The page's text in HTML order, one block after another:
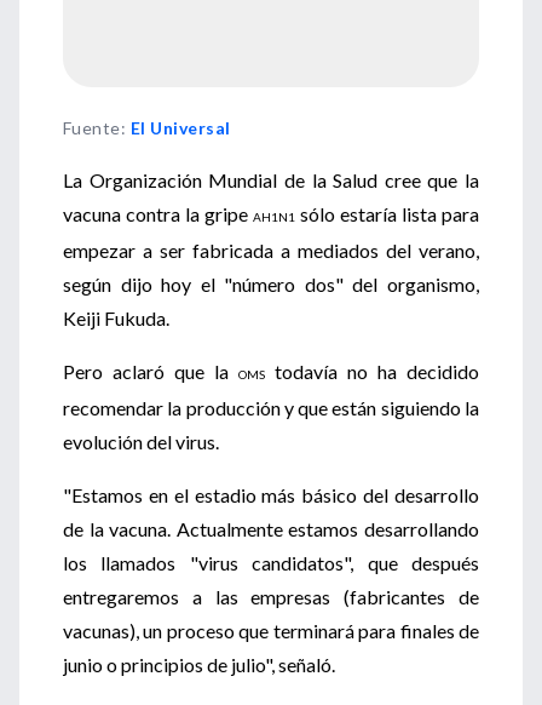
Fuente: El Universal
La Organización Mundial de la Salud cree que la
vacuna contra la gripe AH1N1 sólo estaría lista para
empezar a ser fabricada a mediados del verano,
según dijo hoy el "número dos" del organismo,
Keiji Fukuda.
Pero aclaró que la OMS
todavía no ha decidido
recomendar la producción y que están siguiendo la
evolución del virus.
"Estamos en el estadio más básico del desarrollo
de la vacuna. Actualmente estamos desarrollando
los llamados "virus candidatos", que después
entregaremos a las empresas (fabricantes de
vacunas), un proceso que terminará para finales de
junio o principios de julio", señaló.